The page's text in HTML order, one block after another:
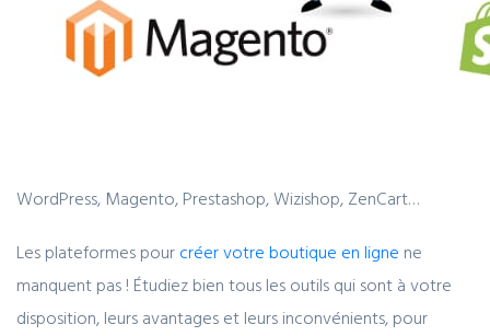
WordPress, Magento, Prestashop, Wizishop, ZenCart…
Les plateformes pour créer votre boutique en ligne ne
manquent pas ! Étudiez bien tous les outils qui sont à votre
disposition, leurs avantages et leurs inconvénients, pour